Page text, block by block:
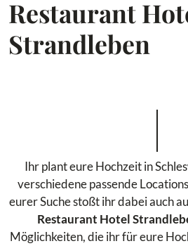
Restaurant
Strandleben
Ihr plant eure Hochzeit in
verschiedene passende
eurer Suche stoßt ihr dabei auch
Restaurant Hotel
Möglichkeiten, die ihr für eure